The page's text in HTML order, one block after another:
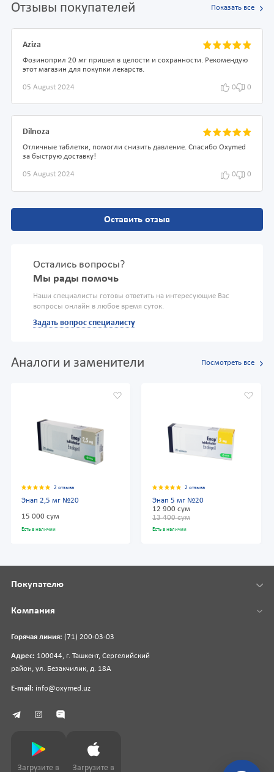
Отзывы покупателей Показать все
Aziza
Фозиноприл 20 мг пришел в целости и сохранности. Рекомендую
этот магазин для покупки лекарств.
05 August 2024 0 0
Dilnoza
Отличные таблетки, помогли снизить давление. Спасибо Oxymed
за быструю доставку!
05 August 2024 0 0
Оставить отзыв
Остались вопросы?
Мы рады помочь
Наши специалисты готовы ответить на интересующие Вас
вопросы онлайн в любое время суток.
Задать вопрос специалисту
Аналоги и заменители Посмотреть все
2 отзыва
Энап 2,5 мг №20
15 000 сум
Есть в наличии
2 отзыва
Энап 5 мг №20
12 900 сум
13 400 сум
Есть в наличии
Горячая линия: (71) 200-03-03
Адрес: 100044, г. Ташкент, Сергелийский
район, ул. Безакчилик, д. 18А
E-mail: info@oxymed.uz
Покупателю
Компания
Загрузите в Загрузите в